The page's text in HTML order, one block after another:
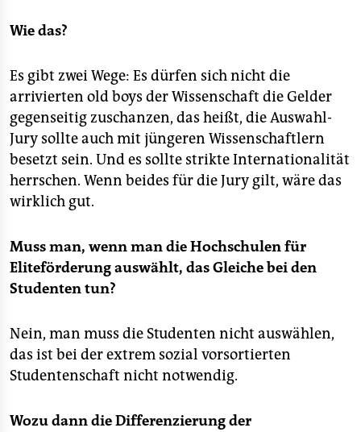
Wie das?
Es gibt zwei Wege: Es dürfen sich nicht die
arrivierten old boys der Wissenschaft die Gelder
gegenseitig zuschanzen, das heißt, die Auswahl-
Jury sollte auch mit jüngeren Wissenschaftlern
besetzt sein. Und es sollte strikte Internationalität
herrschen. Wenn beides für die Jury gilt, wäre das
wirklich gut.
Muss man, wenn man die Hochschulen für
Eliteförderung auswählt, das Gleiche bei den
Studenten tun?
Nein, man muss die Studenten nicht auswählen,
das ist bei der extrem sozial vorsortierten
Studentenschaft nicht notwendig.
Wozu dann die Differenzierung der